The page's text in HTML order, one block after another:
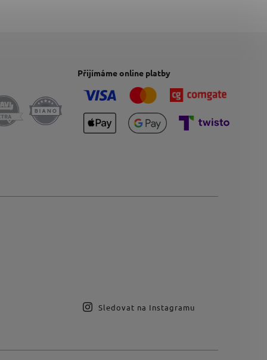
Přijímáme online platby
Sledovat na Instagramu